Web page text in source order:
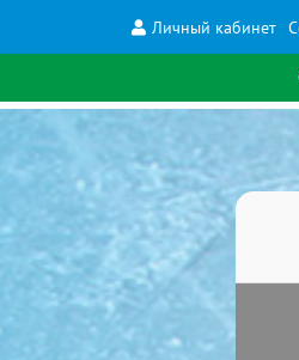
Личный кабинет